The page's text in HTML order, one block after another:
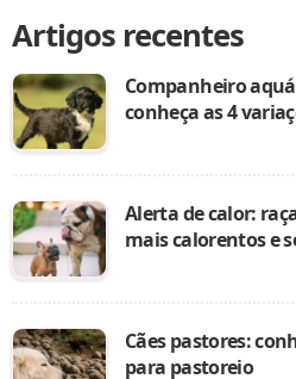
Artigos recentes
Companheiro
conheça as 4
Alerta de calor:
mais calorentos e
Cães pastores:
para pastoreio